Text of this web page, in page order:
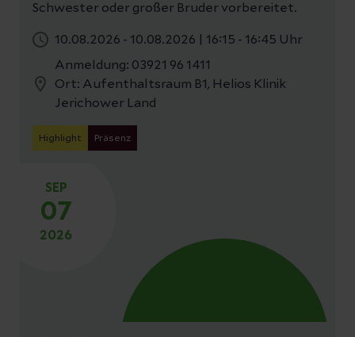
Schwester oder großer Bruder vorbereitet.
10.08.2026 - 10.08.2026
16:15 - 16:45 Uhr
Anmeldung: 03921 96 1411
Ort: Aufenthaltsraum B1, Helios Klinik
Jerichower Land
Highlight Präsenz
SEP
07
2026